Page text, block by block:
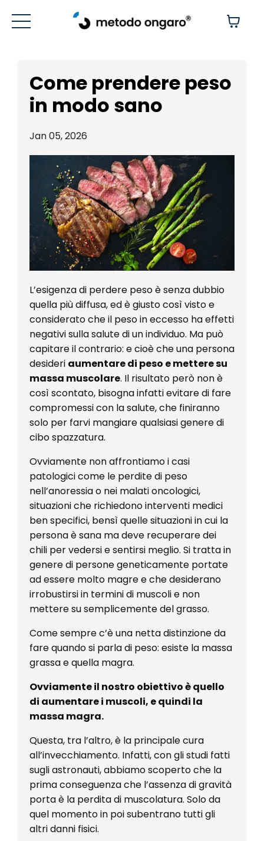
Come prendere peso
in modo sano
Jan 05, 2026
L’esigenza di perdere peso è senza dubbio
quella più diffusa, ed è giusto così visto e
considerato che il peso in eccesso ha effetti
negativi sulla salute di un individuo. Ma può
capitare il contrario: e cioè che una persona
desideri aumentare di peso e mettere su
massa muscolare. Il risultato però non è
così scontato, bisogna infatti evitare di fare
compromessi con la salute, che finiranno
solo per farvi mangiare qualsiasi genere di
cibo spazzatura.
Ovviamente non affrontiamo i casi
patologici come le perdite di peso
nell’anoressia o nei malati oncologici,
situazioni che richiedono interventi medici
ben specifici, bensì quelle situazioni in cui la
persona è sana ma deve recuperare dei
chili per vedersi e sentirsi meglio. Si tratta in
genere di persone geneticamente portate
ad essere molto magre e che desiderano
irrobustirsi in termini di muscoli e non
mettere su semplicemente del grasso.
Come sempre c’è una netta distinzione da
fare quando si parla di peso: esiste la massa
grassa e quella magra.
Ovviamente il nostro obiettivo è quello
di aumentare i muscoli, e quindi la
massa magra.
Questa, tra l’altro, è la principale cura
all’invecchiamento. Infatti, con gli studi fatti
sugli astronauti, abbiamo scoperto che la
prima conseguenza che l’assenza di gravità
porta è la perdita di muscolatura. Solo da
quel momento in poi subentrano tutti gli
altri danni fisici.